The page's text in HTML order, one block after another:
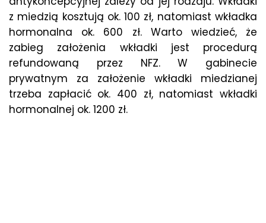
z miedzią kosztują ok. 100 zł, natomiast wkładka
hormonalna ok. 600 zł. Warto wiedzieć, że
zabieg założenia wkładki jest procedurą
refundowaną przez NFZ. W gabinecie
prywatnym za założenie wkładki miedzianej
trzeba zapłacić ok. 400 zł, natomiast wkładki
hormonalnej ok. 1200 zł.